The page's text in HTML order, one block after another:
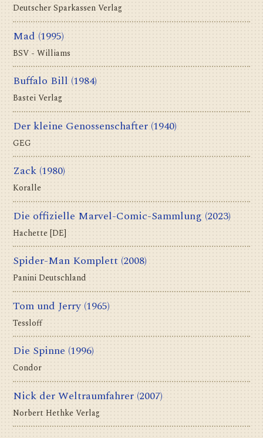
Deutscher Sparkassen Verlag
Mad (1995)
BSV - Williams
Buffalo Bill (1984)
Bastei Verlag
Der kleine Genossenschafter (1940)
GEG
Zack (1980)
Koralle
Die offizielle Marvel-Comic-Sammlung (2023)
Hachette [DE]
Spider-Man Komplett (2008)
Panini Deutschland
Tom und Jerry (1965)
Tessloff
Die Spinne (1996)
Condor
Nick der Weltraumfahrer (2007)
Norbert Hethke Verlag